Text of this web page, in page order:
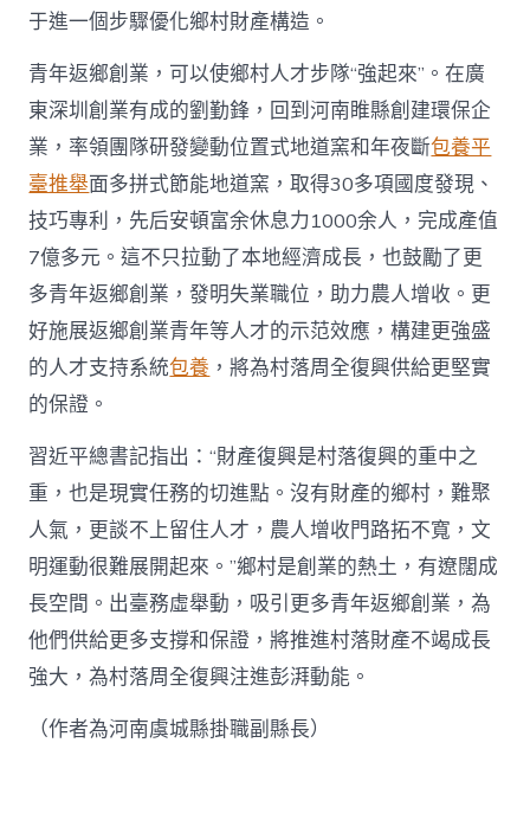
于進一個步驟優化鄉村財產構造。
青年返鄉創業，可以使鄉村人才步隊“強起來”。在廣
東深圳創業有成的劉勤鋒，回到河南睢縣創建環保企
業，率領團隊研發變動位置式地道窯和年夜斷包養平
臺推舉面多拼式節能地道窯，取得30多項國度發現、
技巧專利，先后安頓富余休息力1000余人，完成產值
7億多元。這不只拉動了本地經濟成長，也鼓勵了更
多青年返鄉創業，發明失業職位，助力農人增收。更
好施展返鄉創業青年等人才的示范效應，構建更強盛
的人才支持系統包養 ，將為村落周全復興供給更堅實
的保證。
習近平總書記指出：“財產復興是村落復興的重中之
重，也是現實任務的切進點。沒有財產的鄉村，難聚
人氣，更談不上留住人才，農人增收門路拓不寬，文
明運動很難展開起來。”鄉村是創業的熱土，有遼闊成
長空間。出臺務虛舉動，吸引更多青年返鄉創業，為
他們供給更多支撐和保證，將推進村落財產不竭成長
強大，為村落周全復興注進彭湃動能。
（作者為河南虞城縣掛職副縣長）